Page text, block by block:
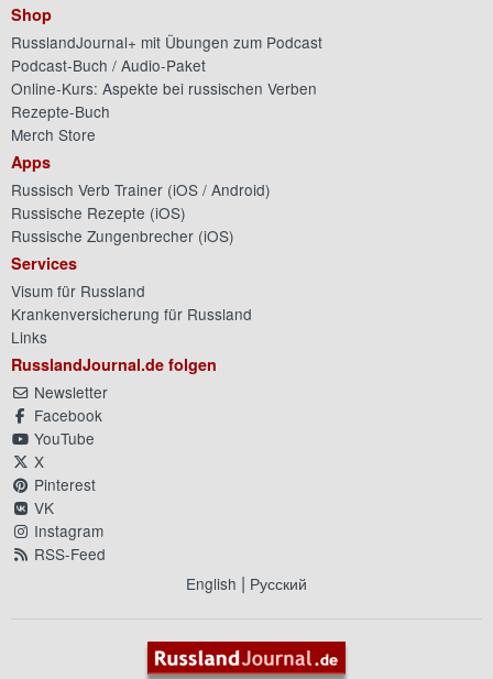
Shop
RusslandJournal+ mit Übungen zum Podcast
Podcast-Buch / Audio-Paket
Online-Kurs: Aspekte bei russischen Verben
Rezepte-Buch
Merch Store
Apps
Russisch Verb Trainer (iOS / Android)
Russische Rezepte (iOS)
Russische Zungenbrecher (iOS)
Services
Visum für Russland
Krankenversicherung für Russland
Links
RusslandJournal.de folgen
Newsletter
Facebook
YouTube
X
Pinterest
VK
Instagram
RSS-Feed
English | Русский